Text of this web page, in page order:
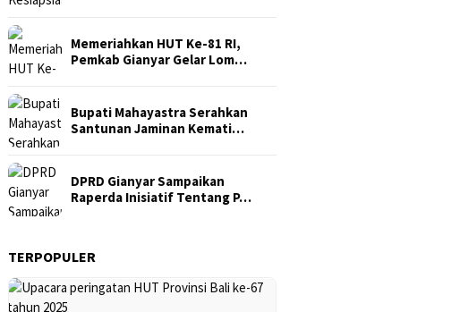
Memeriahkan HUT Ke-81 RI,
Pemkab Gianyar Gelar Lom…
Bupati Mahayastra Serahkan
Santunan Jaminan Kemati…
DPRD Gianyar Sampaikan
Raperda Inisiatif Tentang P…
TERPOPULER